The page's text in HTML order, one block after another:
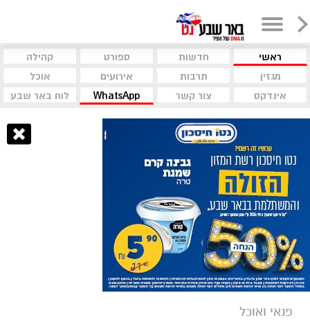
ראשי חדשות ספורט
קהילה
מגזין
תרבות אירועים
אוכל
אינדקס
צור קשר WhatsApp לוח באר שבע
פנאי ואוכל